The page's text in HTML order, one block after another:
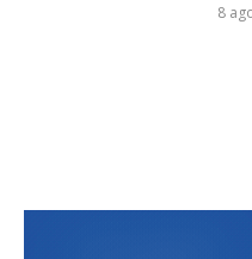
8